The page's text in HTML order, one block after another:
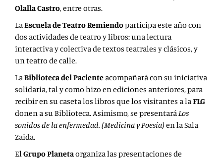
Olalla Castro, entre otras.
LaEscuela de Teatro Remiendoparticipa este año con
dos actividades de teatro y libros: una lectura
interactiva y colectiva de textos teatrales y clásicos, y
un teatro de calle.
LaBiblioteca del Paciente acompañará con su iniciativa
solidaria, tal y como hizo en ediciones anteriores, para
recibir en su caseta los libros que los visitantes a laFLG
donen a su Biblioteca. Asimismo, se presentaráLos
sonidos de la enfermedad. (Medicina y Poesía) en la Sala
Zaida.
ElGrupo Planetaorganiza las presentaciones de